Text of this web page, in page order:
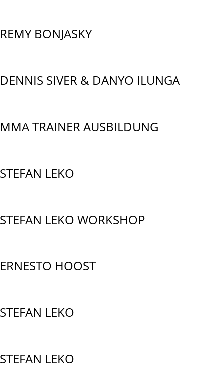
REMY BONJASKY
DENNIS SIVER & DANYO ILUNGA
MMA TRAINER AUSBILDUNG
STEFAN LEKO
STEFAN LEKO WORKSHOP
ERNESTO HOOST
STEFAN LEKO
STEFAN LEKO